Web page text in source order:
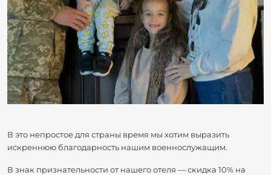
В это непростое для страны время мы хотим выразить
искреннюю благодарность нашим военнослужащим.
В знак признательности от нашего отеля — скидка 10% на